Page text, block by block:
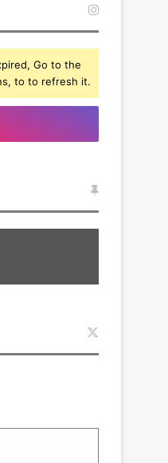
Go to the
to to refresh it.